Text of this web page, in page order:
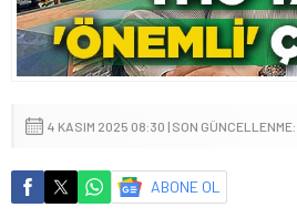
4 KASIM 2025 08:30 | SON
ABONE OL